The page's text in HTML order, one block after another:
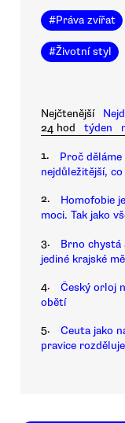
#Práva zvířat
#Životní styl
Nejčtenější
24 hod
týden
1.
Proč
nejdůležitější, co
2.
Homofobie
moci. Tak jako
3.
Brno chystá
jediné krajské
4.
Český orloj
obětí
5.
Ceuta jako
pravice